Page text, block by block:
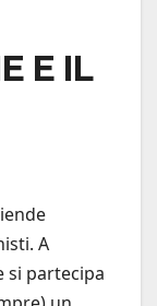
E IL
A
si partecipa